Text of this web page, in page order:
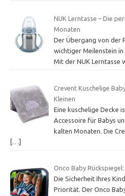
NUK Lerntasse – Die
Monaten
Der Übergang von der
wichtiger Meilenstein in
Mit der NUK Lerntasse
Crevent Kuschelige
Kleinen
Eine kuschelige Decke
Accessoire für Babys
kalten Monaten. Die
[…]
Onco Baby
Die Sicherheit Ihres
Priorität. Der Onco